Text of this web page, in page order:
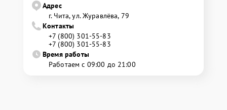
Адрес
г. Чита, ул. Журавлёва, 79
Контакты
+7 (800) 301-55-83
+7 (800) 301-55-83
Время работы
Работаем с 09:00 до 21:00